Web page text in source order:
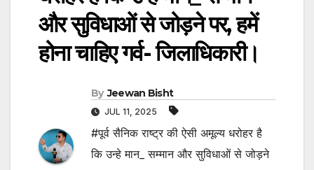
और सुविधाओं से जोड़ने पर, हमें
होना चाहिए गर्व- जिलाधिकारी।
By Jeewan Bisht
JUL 11, 2025
#पूर्व सैनिक राष्ट्र की ऐसी अमूल्य धरोहर है
कि उन्हे मान_ सम्मान और सुविधाओं से जोड़ने